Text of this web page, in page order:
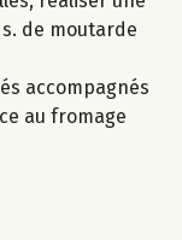
de moutarde
accompagnés
au fromage